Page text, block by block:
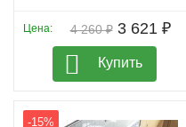
4 260 ₽
Цена: 3 621 ₽
Купить
-15%